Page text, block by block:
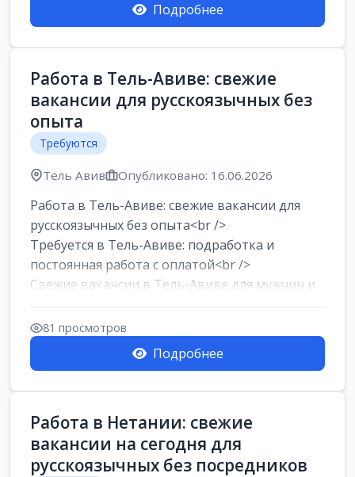
Подробнее
Работа в Тель-Авиве: свежие
вакансии для русскоязычных без
опыта
Требуются
Тель Авив Опубликовано: 16.06.2026
Работа в Тель-Авиве: свежие вакансии для
русскоязычных без опыта<br />
Требуется в Тель-Авиве: подработка и
постоянная работа с оплатой<br />
Свежие вакансии в Тель-Авиве для мужчин и
женщин от хозя...
81 просмотров
Подробнее
Работа в Нетании: свежие
вакансии на сегодня для
русскоязычных без посредников